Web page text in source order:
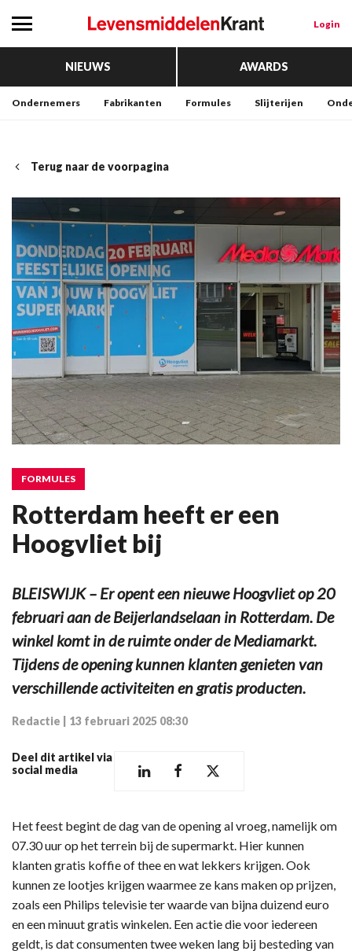
Login
NIEUWS AWARDS
Ondernemers Fabrikanten Formules Slijterijen
Terug naar de voorpagina
FORMULES
Rotterdam heeft er een
Hoogvliet bij
BLEISWIJK – Er opent een nieuwe Hoogvliet op 20
februari aan de Beijerlandselaan in Rotterdam. De
winkel komt in de ruimte onder de Mediamarkt.
Tijdens de opening kunnen klanten genieten van
verschillende activiteiten en gratis producten.
Redactie 13 februari 2025 08:30
Deel dit artikel via
social media
Het feest begint de dag van de opening al vroeg, namelijk om
07.30 uur op het terrein bij de supermarkt. Hier kunnen
klanten gratis koffie of thee en wat lekkers krijgen. Ook
kunnen ze lootjes krijgen waarmee ze kans maken op prijzen,
zoals een Philips televisie ter waarde van bijna duizend euro
en een minuut gratis winkelen. Een actie die voor iedereen
geldt, is dat consumenten twee weken lang bij besteding van